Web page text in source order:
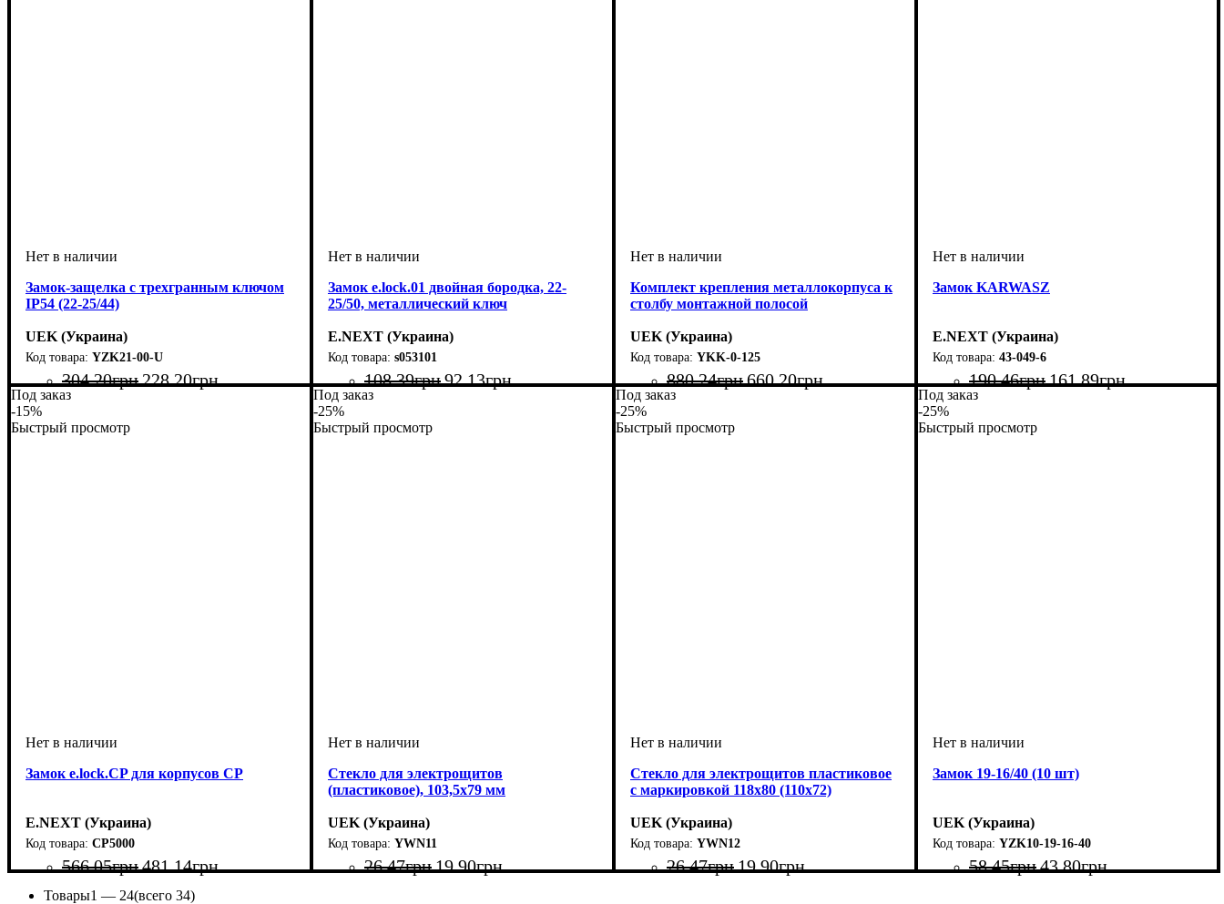
Замок-защелка с трехгранным ключом
IP54 (22-25/44)
UEK (Украина)
YZK21-00-U
304.20грн228.20грн
Тип изделия
Аксессуары
Замок e.lock.01 двойная бородка, 22-
25/50, металлический ключ
E.NEXT (Украина)
s053101
108.39грн92.13грн
Комплект крепления металлокорпуса к
столбу монтажной полосой
UEK (Украина)
YKK-0-125
880.24грн660.20грн
Тип изделия
Аксессуары
Серия: YKK
Замок KARWASZ
E.NEXT (Украина)
43-049-6
190.46грн161.89грн
Под заказ
-15%
Быстрый просмотр
Замок e.lock.CP для корпусов CP
E.NEXT (Украина)
CP5000
566.05грн481.14грн
Под заказ
-25%
Быстрый просмотр
Стекло для электрощитов
(пластиковое), 103,5х79 мм
UEK (Украина)
YWN11
26.47грн19.90грн
Под заказ
-25%
Быстрый просмотр
Стекло для электрощитов пластиковое
с маркировкой 118x80 (110х72)
UEK (Украина)
YWN12
26.47грн19.90грн
Под заказ
-25%
Быстрый просмотр
Замок 19-16/40 (10 шт)
UEK (Украина)
YZK10-19-16-40
58.45грн43.80грн
Товары1 — 24(всего 34)